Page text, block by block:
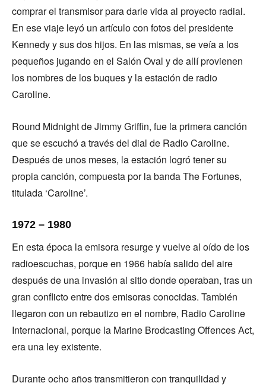
comprar el transmisor para darle vida al proyecto radial.
En ese viaje leyó un artículo con fotos del presidente
Kennedy y sus dos hijos. En las mismas, se veía a los
pequeños jugando en el Salón Oval y de allí provienen
los nombres de los buques y la estación de radio
Caroline.
Round Midnight de Jimmy Griffin, fue la primera canción
que se escuchó a través del dial de Radio Caroline.
Después de unos meses, la estación logró tener su
propia canción, compuesta por la banda The Fortunes,
titulada ‘Caroline’.
1972 – 1980
En esta época la emisora resurge y vuelve al oído de los
radioescuchas, porque en 1966 había salido del aire
después de una invasión al sitio donde operaban, tras un
gran conflicto entre dos emisoras conocidas. También
llegaron con un rebautizo en el nombre, Radio Caroline
Internacional, porque la Marine Brodcasting Offences Act,
era una ley existente.
Durante ocho años transmitieron con tranquilidad y